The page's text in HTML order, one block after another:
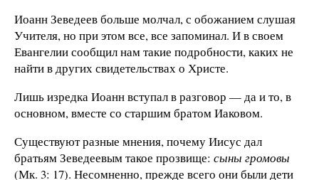
Иоанн Зеведеев больше молчал, с обожанием слушая
Учителя, но при этом все, все запоминал. И в своем
Евангелии сообщил нам такие подробности, каких не
найти в других свидетельствах о Христе.
Лишь изредка Иоанн вступал в разговор — да и то, в
основном, вместе со старшим братом Иаковом.
Существуют разные мнения, почему Иисус дал
братьям Зеведеевым такое прозвище: сыны громовы
(Мк. 3: 17). Несомненно, прежде всего они были дети